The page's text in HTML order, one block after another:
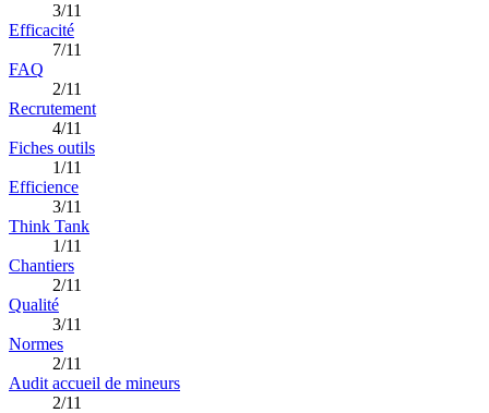
3/11
Efficacité
7/11
FAQ
2/11
Recrutement
4/11
Fiches outils
1/11
Efficience
3/11
Think Tank
1/11
Chantiers
2/11
Qualité
3/11
Normes
2/11
Audit accueil de mineurs
2/11